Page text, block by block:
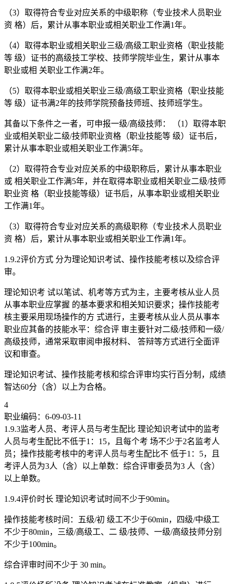
（3）取得符合专业对应关系的中级职称（专业技术人员职业
资 格）后，累计从事本职业或相关职业工作满1年。
（4）取得本职业或相关职业三级/高级工职业资格（职业技能
等 级）证书的高级技工学校、技师学院毕业生，累计从事本
职业或相 关职业工作满2年。
（5）取得本职业或相关职业三级/高级工职业资格（职业技能
等 级）证书满2年的技师学院预备技师班、技师班学生。
其备以下条件之一者，可申报一级/高级技师： （1）取得本职
业或相关职业二级/技师职业资格（职业技能等 级）证书后，
累计从事本职业或相关职业工作满5年。
（2）取得符合专业对应关系的中级职称后，累计从事本职业
或 相关职业工作满5年，并在取得本职业或相关职业二级/技师
职业资 格（职业技能等级）证书后，从事本职业或相关职业
工作满1年。
（3）取得符合专业对应关系的高级职称（专业技术人员职业
资 格）后，累计从事本职业或相关职业工作满1年。
1.9.2评价方式 分为理论知识考试、操作技能考核以及综合评
审。
理论知识考 试以笔试、机考等方式为主，主要考核从业人员
从事本职业应掌握 的基本要求和相关知识要求；操作技能考
核主要采用现场操作的方 式进行，主要考核从业人员从事本
职业应其备的技能水平：综合评 审主要针对二级/技师和一级/
高级技师，通常采取审阅申报材料、 答辩等方式进行全面评
议和审查。
理论知识考试、操作技能考核和综合评审均实行百分制，成绩
智达60分（含）以上为合格。
4
职业编码：6-09-03-11
1.9.3监考人员、考评人员与考生配比 理论知识考试中的监考
人员与考生配比不低于1：15，且每个考 场不少于2名监考人
员；操作技能考核中的考评人员与考生配比不 低于1：5，且
考评人员为3人（含）以上单数：综合评审委员为3 人（含）
以上单数。
1.9.4评价时长 理论知识考试时间不少于90min。
操作技能考核时间：五级/初 级工不少于60min，四级/中级工
不少于80min，三级/高级工、二 级/技师、一级/高级技师分别
不少于100min。
综合评审时间不少于 30 min。